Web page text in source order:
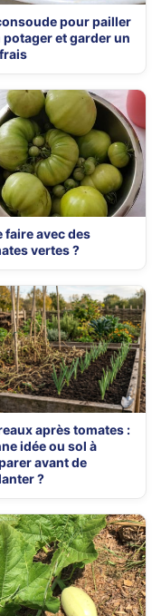
pour pailler
potager et garder un
faire avec des
vertes ?
après tomates :
idée ou sol à
avant de
?